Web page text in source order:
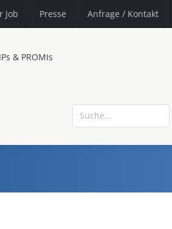
Job Presse Anfrage / Kontakt
& PROMIs